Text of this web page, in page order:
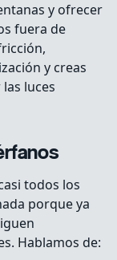
y ofrecer
fuera de
y creas
luces
todos los
porque ya
Hablamos de: